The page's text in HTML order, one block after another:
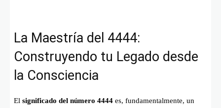
La Maestría del 4444:
Construyendo tu Legado desde
la Consciencia
El significado del número 4444 es, fundamentalmente, un